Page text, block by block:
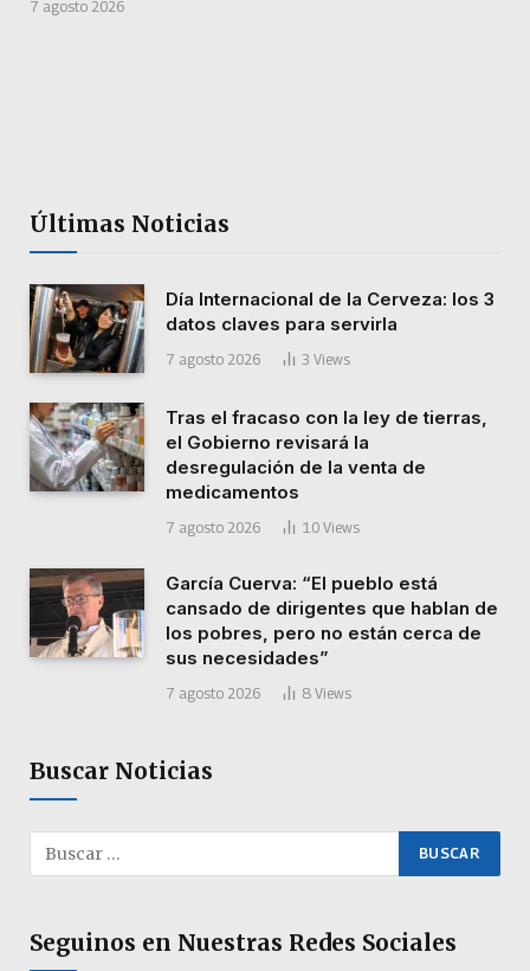
7 agosto 2026
Últimas Noticias
Día Internacional de la Cerveza: los 3
datos claves para servirla
7 agosto 2026 3 Views
Tras el fracaso con la ley de tierras,
el Gobierno revisará la
desregulación de la venta de
medicamentos
7 agosto 2026 10 Views
García Cuerva: “El pueblo está
cansado de dirigentes que hablan de
los pobres, pero no están cerca de
sus necesidades”
7 agosto 2026 8 Views
Buscar Noticias
Seguinos en Nuestras Redes Sociales